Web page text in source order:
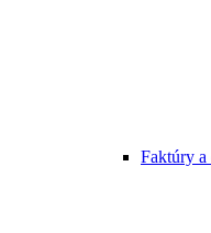
Faktúry